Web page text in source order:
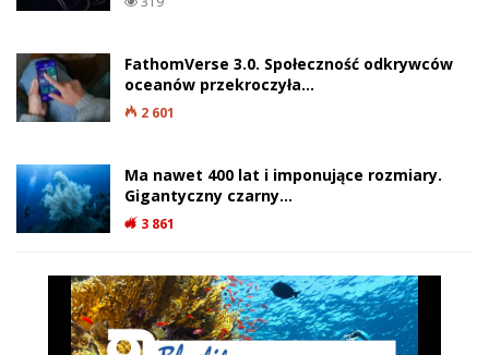
FathomVerse 3.0. Społeczność odkrywców
oceanów przekroczyła…
2 601
Ma nawet 400 lat i imponujące rozmiary.
Gigantyczny czarny…
3 861